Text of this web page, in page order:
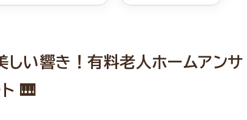
しい響き！有料老人ホームアンサ
🎹